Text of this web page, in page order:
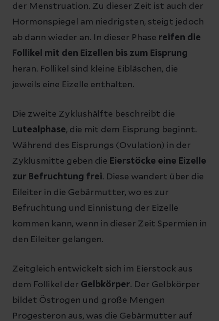
der Menstruation. Zu dieser Zeit ist auch der
Hormonspiegel am niedrigsten, steigt jedoch
ab dann wieder an. In dieser Phase reifen die
Follikel mit den Eizellen bis zum Eisprung
heran. Follikel sind kleine Eibläschen, die
jeweils eine Eizelle enthalten.
Die zweite Zyklushälfte beschreibt die
Lutealphase, die mit dem Eisprung beginnt.
Während des Eisprungs (Ovulation) in der
Zyklusmitte geben die Eierstöcke eine Eizelle
zur Befruchtung frei. Diese wandert über die
Eileiter in die Gebärmutter, wo es zur
Befruchtung und Einnistung der Eizelle
kommen kann, wenn in dieser Zeit Spermien in
den Eileiter gelangen.
Zeitgleich entwickelt sich im Eierstock aus
dem Follikel der Gelbkörper. Der Gelbkörper
bildet Östrogen und große Mengen
Progesteron aus, was die Gebärmutter auf